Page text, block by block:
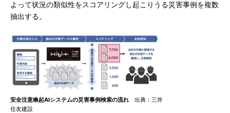
よって状況の類似性をスコアリングし起こりうる災害事例を複数
抽出する。
安全注意喚起AIシステムの災害事例検索の流れ 出典：三井
住友建設